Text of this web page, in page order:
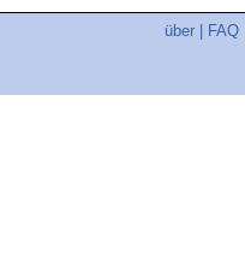
über FAQ